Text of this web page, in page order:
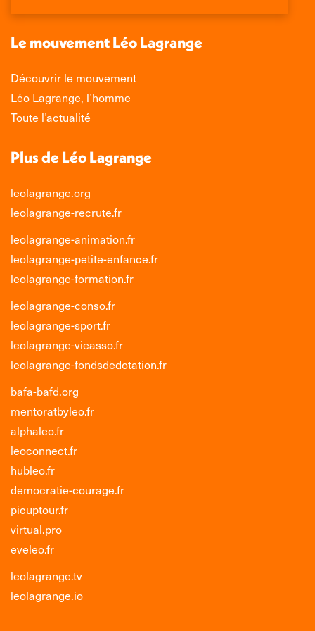
une
fenêtre
une
fenêtre
une
fenêtre
une
nouvelle
fenêtre
Le mouvement Léo Lagrange
Découvrir le mouvement
Léo Lagrange, l’homme
Toute l’actualité
Plus de Léo Lagrange
leolagrange.org
leolagrange-recrute.fr
leolagrange-animation.fr
leolagrange-petite-enfance.fr
leolagrange-formation.fr
leolagrange-conso.fr
leolagrange-sport.fr
leolagrange-vieasso.fr
leolagrange-fondsdedotation.fr
bafa-bafd.org
mentoratbyleo.fr
alphaleo.fr
leoconnect.fr
hubleo.fr
democratie-courage.fr
picuptour.fr
virtual.pro
eveleo.fr
leolagrange.tv
leolagrange.io